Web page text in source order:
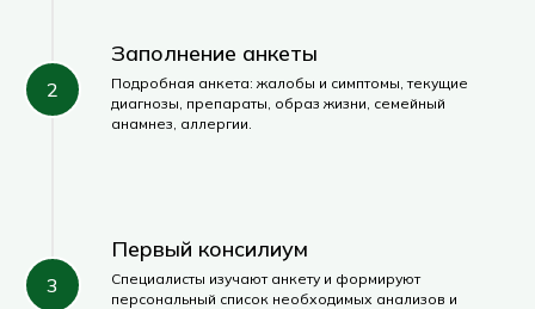
Заполнение анкеты
Подробная анкета: жалобы и симптомы, текущие
диагнозы, препараты, образ жизни, семейный
анамнез, аллергии.
Первый консилиум
Специалисты изучают анкету и формируют
персональный список необходимых анализов и